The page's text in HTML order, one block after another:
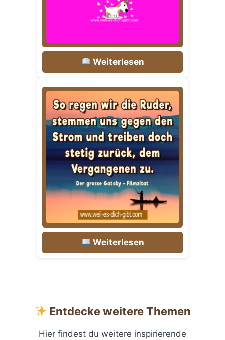
Weiterlesen
Weiterlesen
Entdecke weitere Themen
Hier findest du weitere inspirierende